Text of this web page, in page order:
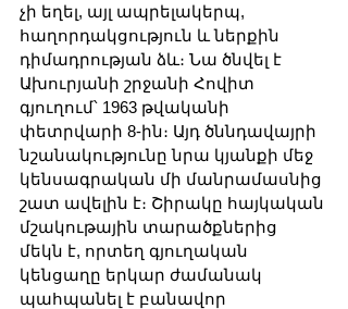
չի եղել, այլ ապրելակերպ,
հաղորդակցություն և ներքին
դիմադրության ձև։ Նա ծնվել է
Ախուրյանի շրջանի Հովիտ
գյուղում՝ 1963 թվականի
փետրվարի 8-ին։ Այդ ծննդավայրի
նշանակությունը նրա կյանքի մեջ
կենսագրական մի մանրամասնից
շատ ավելին է։ Շիրակը հայկական
մշակութային տարածքներից
մեկն է, որտեղ գյուղական
կենցաղը երկար ժամանակ
պահպանել է բանավոր